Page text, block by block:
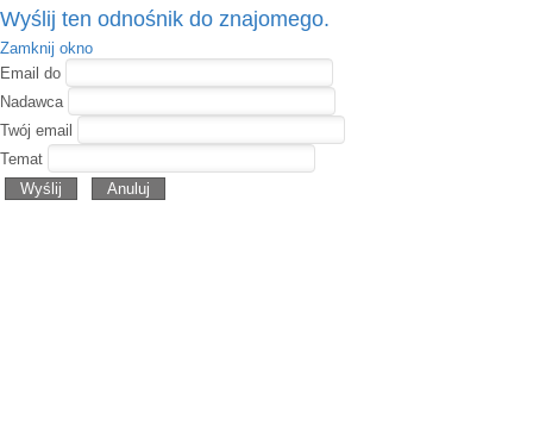
Wyślij ten odnośnik do znajomego.
Zamknij okno
Email do
Nadawca
Twój email
Temat
Wyślij
Anuluj